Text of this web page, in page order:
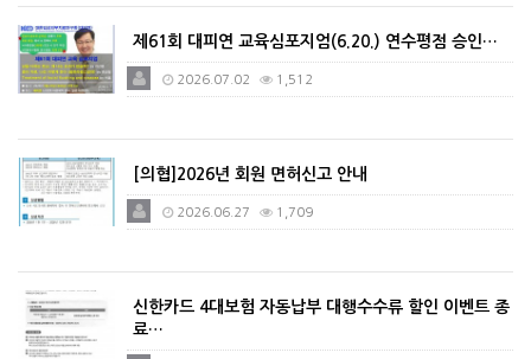
제61회 대피연 교육심포지엄(6.20.) 연수평점 승인…
2026.07.02 1,512
[의협]2026년 회원 면허신고 안내
2026.06.27 1,709
신한카드 4대보험 자동납부 대행수수류 할인 이벤트 종
료…